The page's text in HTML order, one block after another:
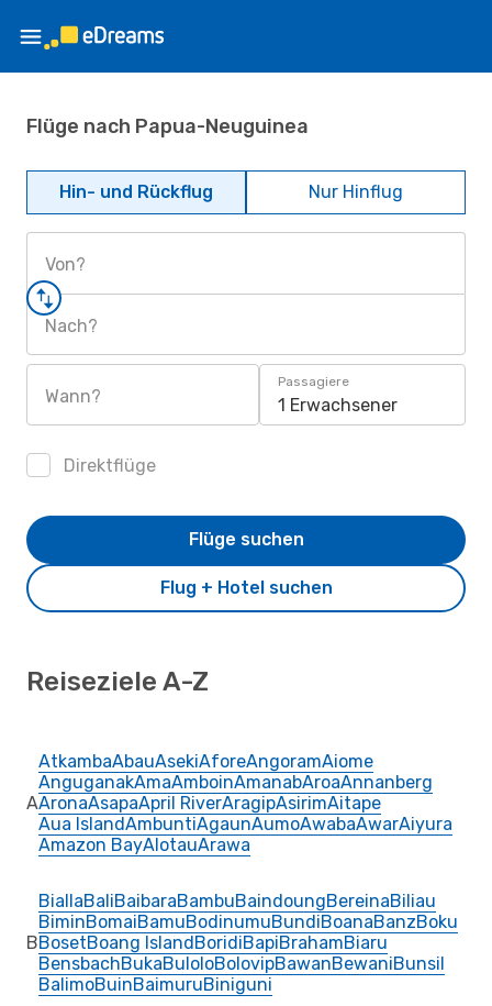
Flüge nach Papua-Neuguinea
Hin- und Rückflug Nur Hinflug
Von?
Nach?
Wann?
Passagiere
1 Erwachsener
Direktflüge
Flug + Hotel suchen
Flüge suchen
Reiseziele A-Z
A
AtkambaAbauAsekiAforeAngoramAiome
AnguganakAmaAmboinAmanabAroaAnnanberg
AronaAsapaApril RiverAragipAsirimAitape
Aua IslandAmbuntiAgaunAumoAwabaAwarAiyura
Amazon BayAlotauArawa
B
BiallaBaliBaibaraBambuBaindoungBereinaBiliau
BiminBomaiBamuBodinumuBundiBoanaBanzBoku
BosetBoang IslandBoridiBapiBrahamBiaru
BensbachBukaBuloloBolovipBawanBewaniBunsil
BalimoBuinBaimuruBiniguni